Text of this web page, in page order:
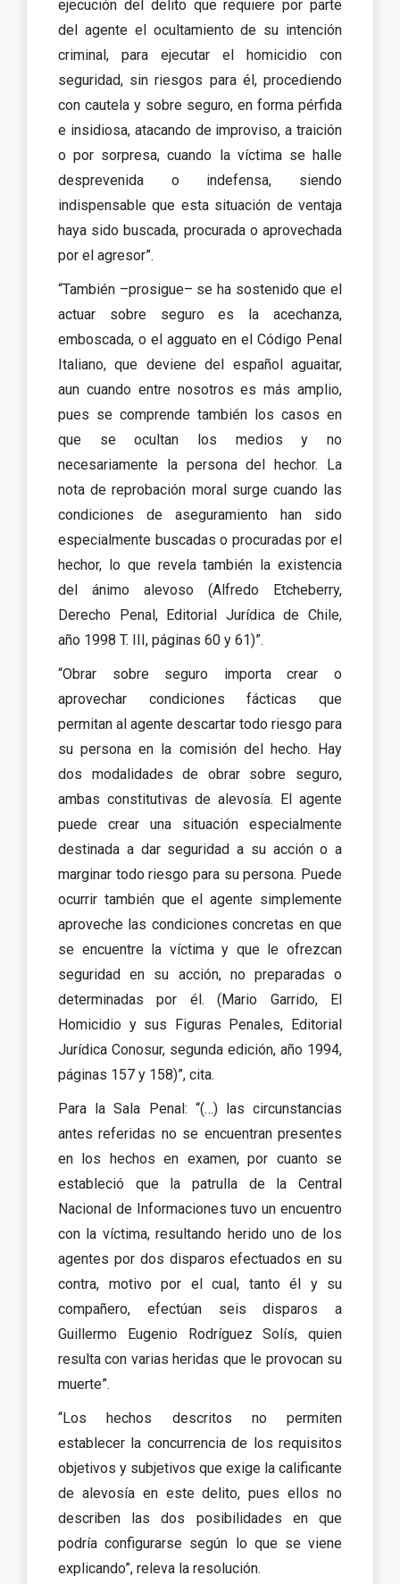
ejecución del delito que requiere por parte
del agente el ocultamiento de su intención
criminal, para ejecutar el homicidio con
seguridad, sin riesgos para él, procediendo
con cautela y sobre seguro, en forma pérfida
e insidiosa, atacando de improviso, a traición
o por sorpresa, cuando la víctima se halle
desprevenida o indefensa, siendo
indispensable que esta situación de ventaja
haya sido buscada, procurada o aprovechada
por el agresor”.
“También –prosigue– se ha sostenido que el
actuar sobre seguro es la acechanza,
emboscada, o el agguato en el Código Penal
Italiano, que deviene del español aguaitar,
aun cuando entre nosotros es más amplio,
pues se comprende también los casos en
que se ocultan los medios y no
necesariamente la persona del hechor. La
nota de reprobación moral surge cuando las
condiciones de aseguramiento han sido
especialmente buscadas o procuradas por el
hechor, lo que revela también la existencia
del ánimo alevoso (Alfredo Etcheberry,
Derecho Penal, Editorial Jurídica de Chile,
año 1998 T. III, páginas 60 y 61)”.
“Obrar sobre seguro importa crear o
aprovechar condiciones fácticas que
permitan al agente descartar todo riesgo para
su persona en la comisión del hecho. Hay
dos modalidades de obrar sobre seguro,
ambas constitutivas de alevosía. El agente
puede crear una situación especialmente
destinada a dar seguridad a su acción o a
marginar todo riesgo para su persona. Puede
ocurrir también que el agente simplemente
aproveche las condiciones concretas en que
se encuentre la víctima y que le ofrezcan
seguridad en su acción, no preparadas o
determinadas por él. (Mario Garrido, El
Homicidio y sus Figuras Penales, Editorial
Jurídica Conosur, segunda edición, año 1994,
páginas 157 y 158)”, cita.
Para la Sala Penal: “(…) las circunstancias
antes referidas no se encuentran presentes
en los hechos en examen, por cuanto se
estableció que la patrulla de la Central
Nacional de Informaciones tuvo un encuentro
con la víctima, resultando herido uno de los
agentes por dos disparos efectuados en su
contra, motivo por el cual, tanto él y su
compañero, efectúan seis disparos a
Guillermo Eugenio Rodríguez Solís, quien
resulta con varias heridas que le provocan su
muerte”.
“Los hechos descritos no permiten
establecer la concurrencia de los requisitos
objetivos y subjetivos que exige la calificante
de alevosía en este delito, pues ellos no
describen las dos posibilidades en que
podría configurarse según lo que se viene
explicando”, releva la resolución.